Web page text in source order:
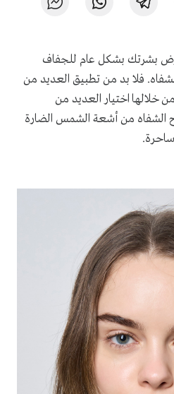
بشرتك بشكل عام للجفاف
فلا بد من تطبيق العديد من
خلالها اختيار العديد من
الشفاه من أشعة الشمس الضارة